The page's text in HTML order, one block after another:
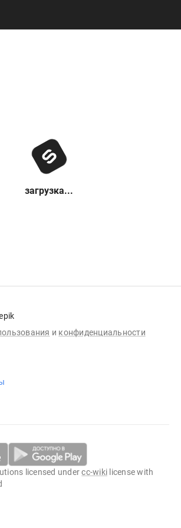
загрузка...
и конфиденциальности
licensed undercc-wiki license with